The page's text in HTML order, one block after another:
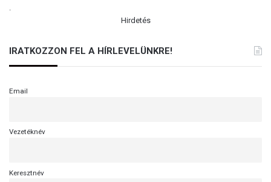
Hirdetés
IRATKOZZON FEL A HÍRLEVELÜNKRE!
Email
Vezetéknév
Keresztnév